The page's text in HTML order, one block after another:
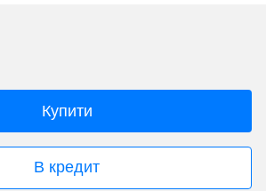
Купити
В кредит